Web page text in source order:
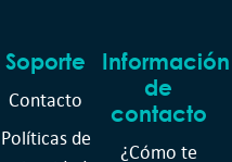
Soporte
Contacto
Políticas de
Información
de
contacto
¿Cómo te